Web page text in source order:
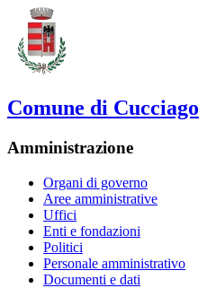
Comune di Cucciago
Amministrazione
Organi di governo
Aree amministrative
Uffici
Enti e fondazioni
Politici
Personale amministrativo
Documenti e dati